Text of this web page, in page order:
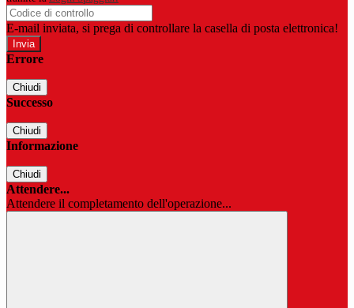
E-mail inviata, si prega di controllare la casella di posta elettronica!
Errore
Chiudi
Successo
Chiudi
Informazione
Chiudi
Attendere...
Attendere il completamento dell'operazione...